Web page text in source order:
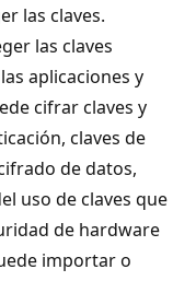
las claves.
las claves
aplicaciones y
cifrar claves y
claves de
de datos,
uso de claves que
de hardware
importar o